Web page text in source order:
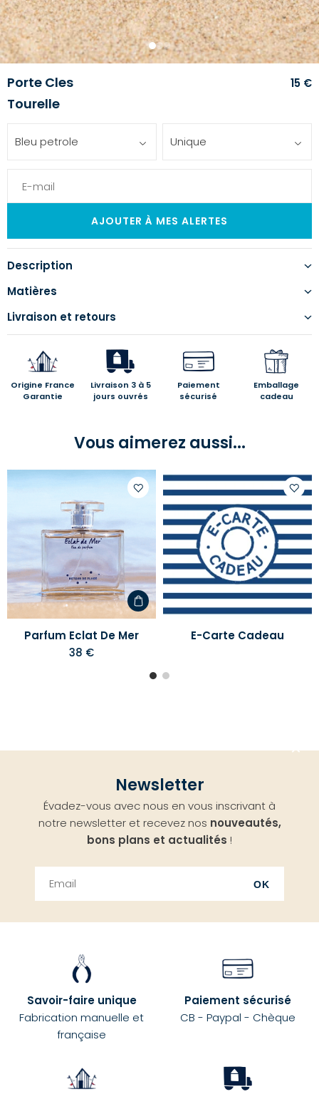
1 23
Porte Cles
Tourelle
15 €
Bleu petrole Unique
Description
Matières
Livraison et retours
Origine France
Garantie
Livraison 3 à 5
jours ouvrés
Paiement
sécurisé
Emballage
cadeau
Vous aimerez aussi...
Ajouter
d'envies
Parfum Eclat De Mer
38 €
à
votre
liste
E-Carte Cadeau
Newsletter
Évadez-vous avec nous en vous inscrivant à
notre newsletter et recevez nos nouveautés,
bons plans et actualités !
OK
Savoir-faire unique
Fabrication manuelle et
française
Paiement sécurisé
CB - Paypal - Chèque